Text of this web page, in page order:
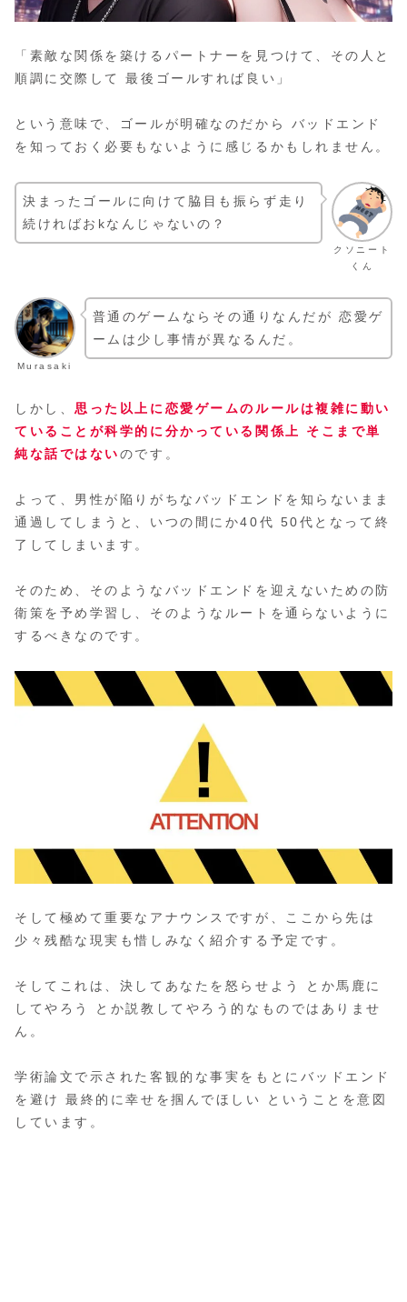
「素敵な関係を築けるパートナーを見つけて、その人と
順調に交際して 最後ゴールすれば良い」
という意味で、ゴールが明確なのだから バッドエンド
を知っておく必要もないように感じるかもしれません。
クソニート
くん
決まったゴールに向けて脇目も振らず走り
続ければおkなんじゃないの？
Murasaki
普通のゲームならその通りなんだが 恋愛ゲ
ームは少し事情が異なるんだ。
しかし、思った以上に恋愛ゲームのルールは複雑に動い
ていることが科学的に分かっている関係上 そこまで単
純な話ではないのです。
よって、男性が陥りがちなバッドエンドを知らないまま
通過してしまうと、いつの間にか40代 50代となって終
了してしまいます。
そのため、そのようなバッドエンドを迎えないための防
衛策を予め学習し、そのようなルートを通らないように
するべきなのです。
そして極めて重要なアナウンスですが、ここから先は
少々残酷な現実も惜しみなく紹介する予定です。
そしてこれは、決してあなたを怒らせよう とか馬鹿に
してやろう とか説教してやろう的なものではありませ
ん。
学術論文で示された客観的な事実をもとにバッドエンド
を避け 最終的に幸せを掴んでほしい ということを意図
しています。